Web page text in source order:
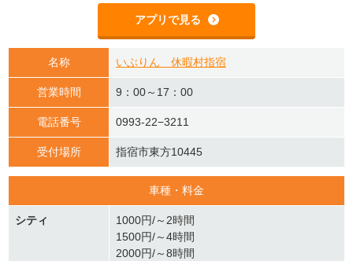
アプリで見る
名称 いぶりん 休暇村指宿
営業時間 9：00～17：00
電話番号 0993-22−3211
受付場所 指宿市東方10445
車種・料金
シティ
1000円/～2時間
1500円/～4時間
2000円/～8時間